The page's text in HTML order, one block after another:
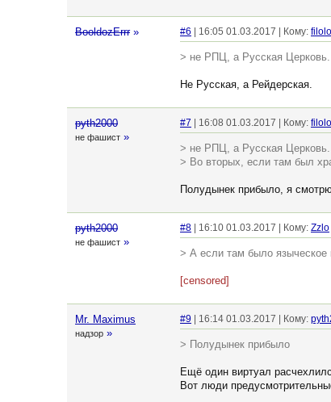
BooldozErrr » #6 | 16:05 01.03.2017 | Кому:
> не РПЦ, а Русская
Не Русская, а Рейдерская.
pyth2000
не фашист »
#7 | 16:08 01.03.2017 | Кому:
> не РПЦ, а Русская
> Во вторых, если там был
Полудынек прибыло, я
pyth2000
не фашист »
#8 | 16:10 01.03.2017 | Кому: Zzlo
> А если там было языческое
[censored]
Mr. Maximus
надзор »
#9 | 16:14 01.03.2017 | Кому:
> Полудынек прибыло
Ещё один виртуал
Вот люди